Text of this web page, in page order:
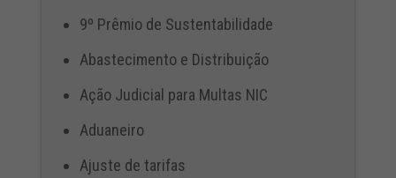
9º Prêmio de Sustentabilidade
Abastecimento e Distribuição
Ação Judicial para Multas NIC
Aduaneiro
Ajuste de tarifas